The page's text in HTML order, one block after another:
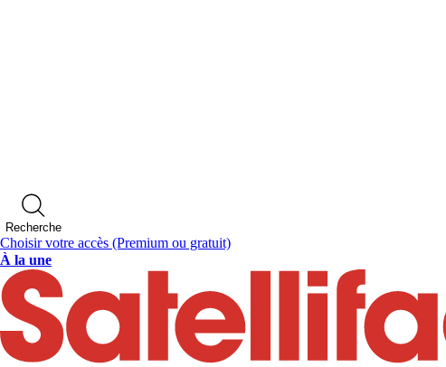
Recherche
Choisir votre accès (Premium ou gratuit)
À la une